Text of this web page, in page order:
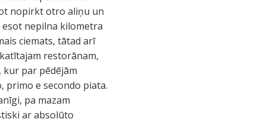
nopirkt otro aliņu un
nepilna kilometra
ciemats, tātad arī
restorānam,
kur par pēdējām
primo e secondo piata.
pa mazam
ar absolūto